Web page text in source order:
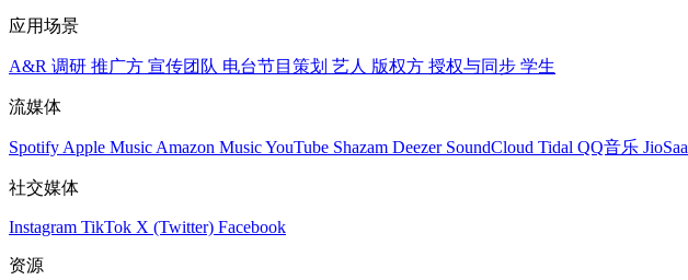
应用场景
A&R 调研 推广方 宣传团队 电台节目策划 艺人 版权方 授权与同步 学生
流媒体
Spotify Apple Music Amazon MusicYouTube Shazam Deezer SoundCloud Tidal QQ音乐
社交媒体
Instagram TikTok X (Twitter) Facebook
资源